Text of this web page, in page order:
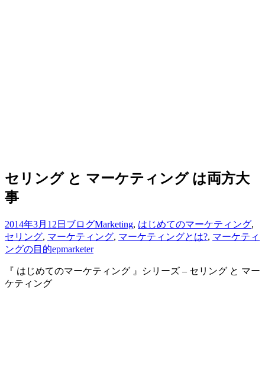
セリング と マーケティング は両方大
事
2014年3月12日 ブログMarketing, はじめてのマーケティング,
セリング, マーケティング, マーケティングとは?, マーケティ
ングの目的epmarketer
『 はじめてのマーケティング 』シリーズ – セリング と マー
ケティング